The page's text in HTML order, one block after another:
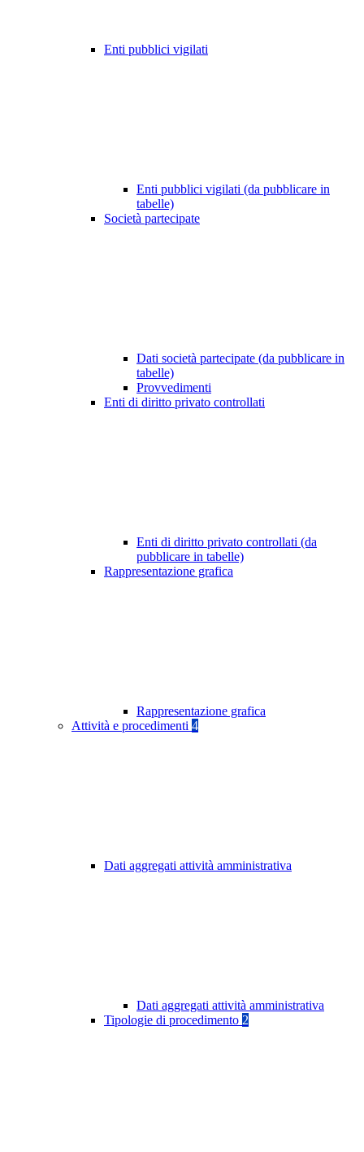
Enti pubblici vigilati
Enti pubblici vigilati (da pubblicare in
tabelle)
Società partecipate
Dati società partecipate (da pubblicare in
tabelle)
Provvedimenti
Enti di diritto privato controllati
Enti di diritto privato controllati (da
pubblicare in tabelle)
Rappresentazione grafica
Rappresentazione grafica
Attività e procedimenti 4
Dati aggregati attività amministrativa
Dati aggregati attività amministrativa
Tipologie di procedimento 2